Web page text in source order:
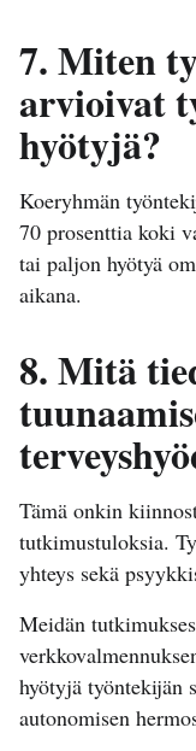
7. Miten
arvioivat
hyötyjä?
Koeryhmän
70 prosenttia koki
tai paljon hyötyä
aikana.
8. Mitä
Tämä onkin
tutkimustuloksia.
yhteys sekä
Meidän
hyötyjä työntekijän
autonomisen